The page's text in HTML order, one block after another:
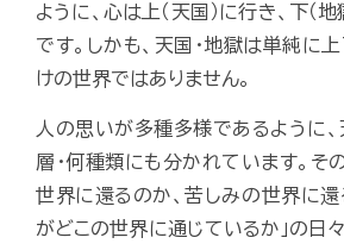
ように、心は上（天国）に行き、下（
です。しかも、天国・地獄は単純に
けの世界ではありません。
人の思いが多種多様であるように、
層・何種類にも分かれています。そ
世界に還るのか、苦しみの世界に還
がどこの世界に通じているか」の日